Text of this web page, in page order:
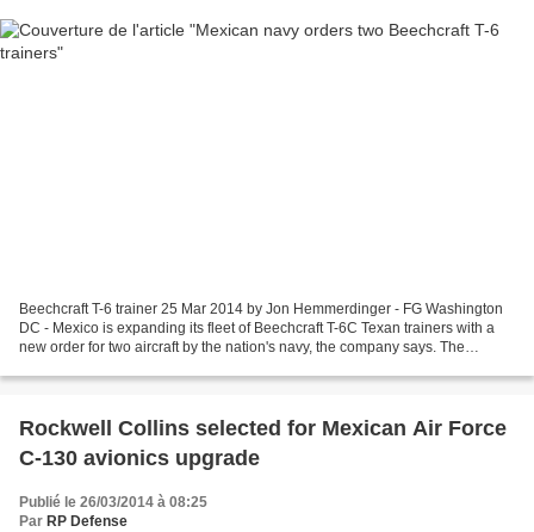
Beechcraft T-6 trainer 25 Mar 2014 by Jon Hemmerdinger - FG Washington
DC - Mexico is expanding its fleet of Beechcraft T-6C Texan trainers with a
new order for two aircraft by the nation's navy, the company says. The
Rockwell Collins selected for Mexican Air Force
C-130 avionics upgrade
Publié le 26/03/2014 à 08:25
Par RP Defense